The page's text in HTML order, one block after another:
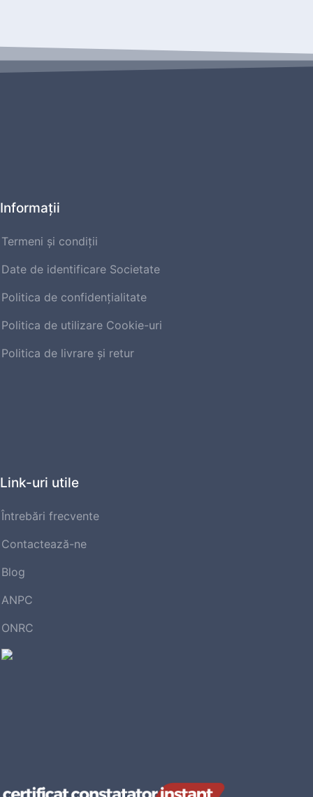
Informaţii
Termeni și condiții
Date de identificare Societate
Politica de confidențialitate
Politica de utilizare Cookie-uri
Politica de livrare şi retur
Link-uri utile
Întrebări frecvente
Contactează-ne
Blog
ANPC
ONRC